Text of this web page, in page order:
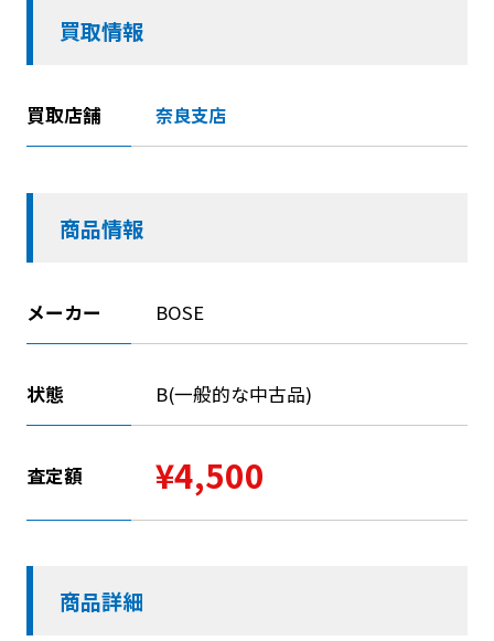
買取情報
買取店舗 奈良支店
商品情報
メーカー BOSE
状態 B(一般的な中古品)
査定額 ¥4,500
商品詳細